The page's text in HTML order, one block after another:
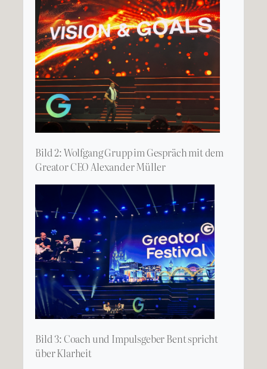
Bild 2: Wolfgang Grupp im Gespräch mit dem
Greator CEO Alexander Müller
Bild 3: Coach und Impulsgeber Bent spricht
über Klarheit